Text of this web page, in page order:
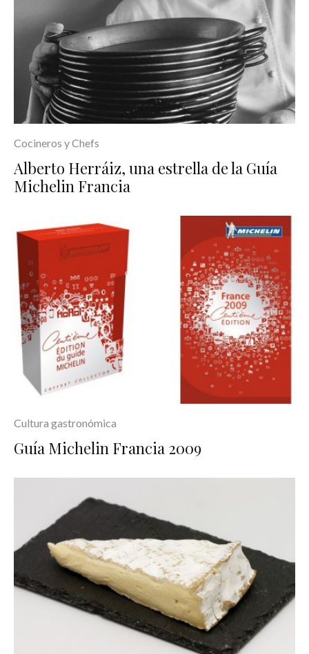
Cocineros y Chefs
Alberto Herráiz, una estrella de la Guía
Michelin Francia
Cultura gastronómica
Guía Michelin Francia 2009